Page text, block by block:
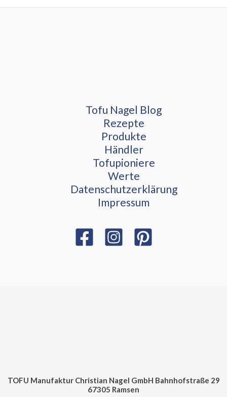
Tofu Nagel Blog
Rezepte
Produkte
Händler
Tofupioniere
Werte
Datenschutzerklärung
Impressum
TOFU Manufaktur Christian Nagel GmbH Bahnhofstraße 29
67305 Ramsen